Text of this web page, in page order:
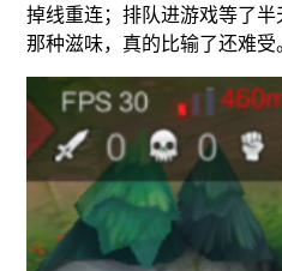
掉线重连；排队进游戏等了
那种滋味，真的比输了还难受